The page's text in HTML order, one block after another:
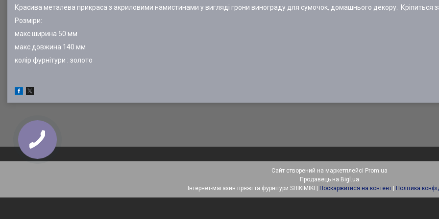
Красива металева прикраса з акриловими намистинами у вигляді грони винограду для сумочок, домашнього декору. Кріпиться
Розміри:
макс ширина 50 мм
макс довжина 140 мм
колір фурнітури : золото
Сайт створений на маркетплейсі Prom.ua
Продавець на Bigl.ua
Поскаржитися на контент Політика